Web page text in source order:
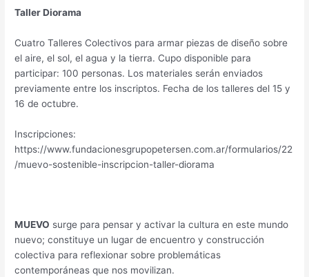
Taller Diorama
Cuatro Talleres Colectivos para armar piezas de diseño sobre
el aire, el sol, el agua y la tierra. Cupo disponible para
participar: 100 personas. Los materiales serán enviados
previamente entre los inscriptos. Fecha de los talleres del 15 y
16 de octubre.
Inscripciones:
https://www.fundacionesgrupopetersen.com.ar/formularios/22
/muevo-sostenible-inscripcion-taller-diorama
MUEVO surge para pensar y activar la cultura en este mundo
nuevo; constituye un lugar de encuentro y construcción
colectiva para reflexionar sobre problemáticas
contemporáneas que nos movilizan.